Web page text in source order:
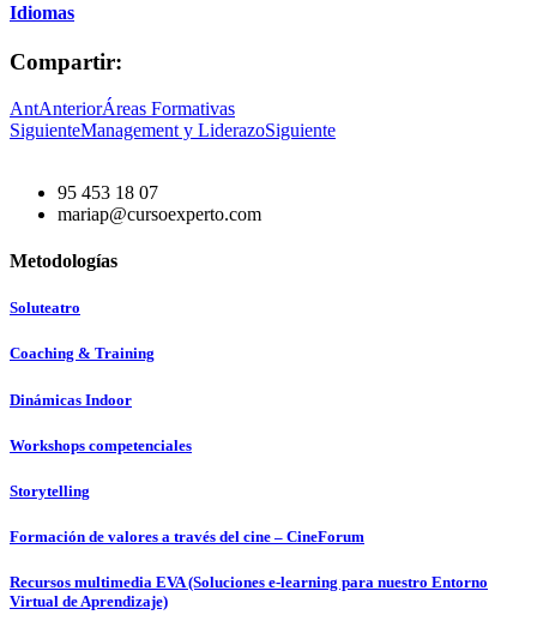
Idiomas
Compartir:
AntAnteriorÁreas Formativas
SiguienteManagement y LiderazoSiguiente
95 453 18 07
mariap@cursoexperto.com
Metodologías
Soluteatro
Coaching & Training
Dinámicas Indoor
Workshops competenciales
Storytelling
Formación de valores a través del cine – CineForum
Recursos multimedia EVA (Soluciones e-learning para nuestro Entorno
Virtual de Aprendizaje)